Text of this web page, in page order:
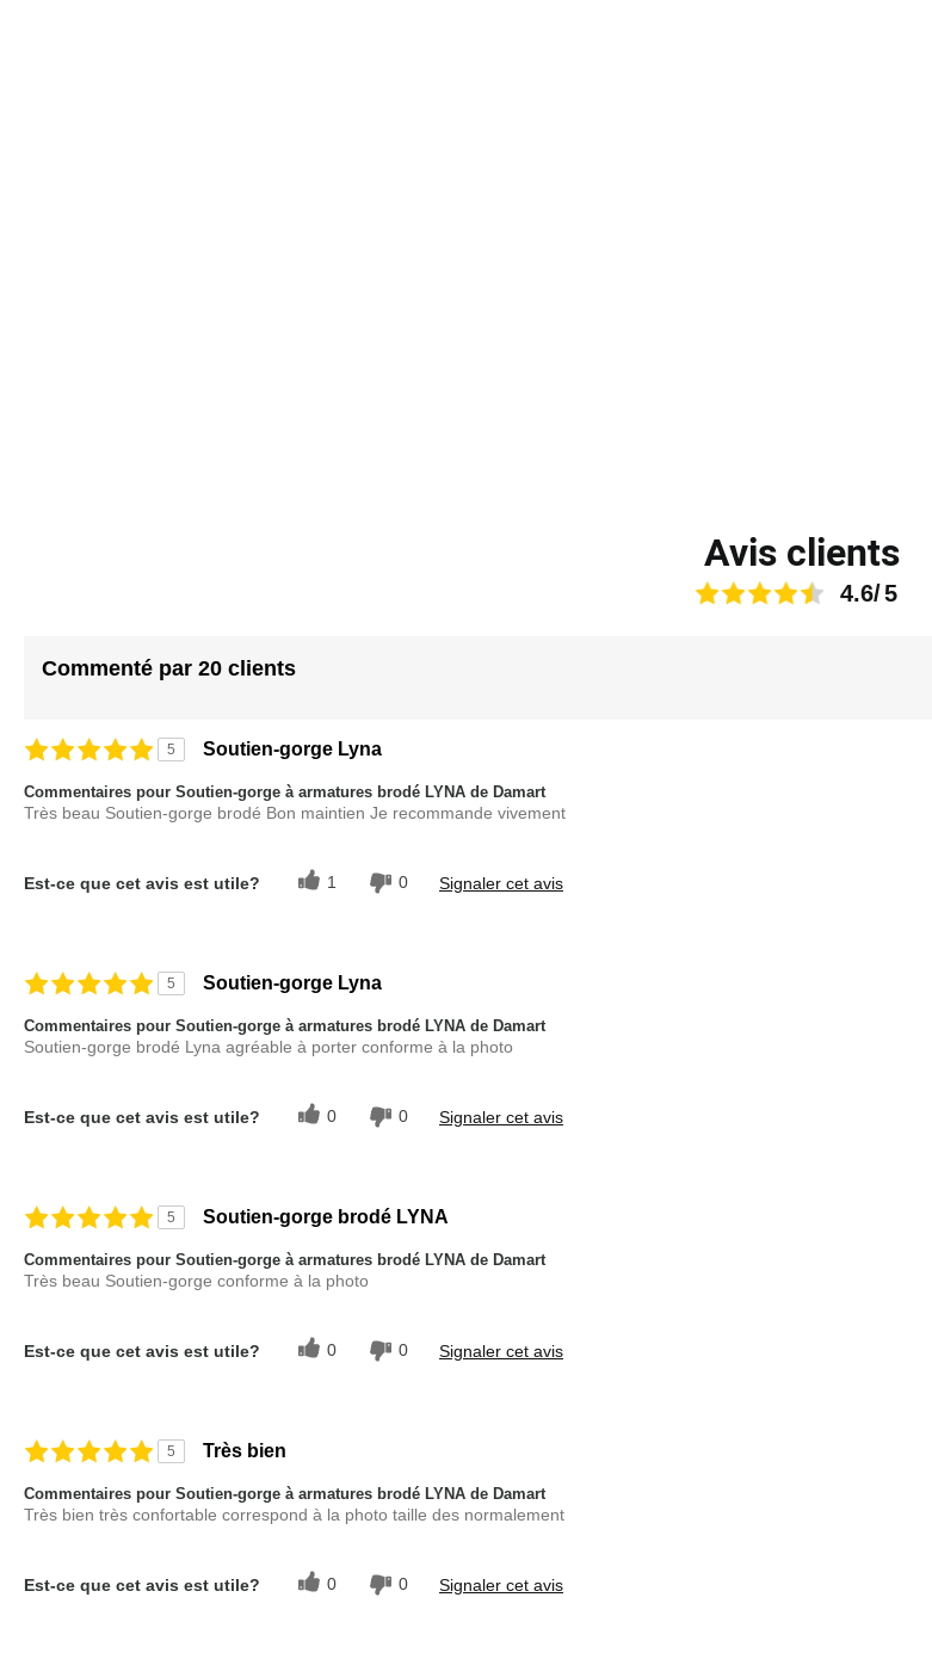
Avis clients
4.6
Commenté par 20 clients
5 Soutien-gorge Lyna
Commentaires pour Soutien-gorge à armatures brodé LYNA de Damart
Très beau Soutien-gorge brodé Bon maintien Je recommande vivement
Est-ce que cet avis est utile? 1 0 Signaler cet avis
5 Soutien-gorge Lyna
Commentaires pour Soutien-gorge à armatures brodé LYNA de Damart
Soutien-gorge brodé Lyna agréable à porter conforme à la photo
Est-ce que cet avis est utile? 0 0 Signaler cet avis
5 Soutien-gorge brodé LYNA
Commentaires pour Soutien-gorge à armatures brodé LYNA de Damart
Très beau Soutien-gorge conforme à la photo
Est-ce que cet avis est utile? 0 0 Signaler cet avis
5 Très bien
Commentaires pour Soutien-gorge à armatures brodé LYNA de Damart
Très bien très confortable correspond à la photo taille des normalement
Est-ce que cet avis est utile? 0 0 Signaler cet avis